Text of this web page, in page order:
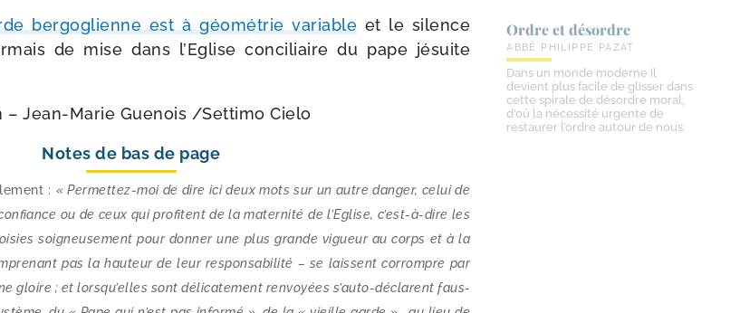
ber­go­glienne est à géo­mé­trie variable et le silence
de mise dans l’Eglise conci­liaire du pape jésuite
– Jean-​Marie Guenois /​Settimo Cielo
Notes de bas de page
: « Permettez-​moi de dire ici deux mots sur un autre dan­ger, celui de
ou de ceux qui pro­fitent de la mater­ni­té de l’Eglise, c’est-à-dire les
soi­gneu­se­ment pour don­ner une plus grande vigueur au corps et à la
pas la hau­teur de leur res­pon­sa­bi­li­té – se laissent cor­rompre par
gloire ; et lorsqu’elles sont déli­ca­te­ment ren­voyées s’auto-déclarent faus­
Ordre et désordre
ABBÉ PHILIPPE PAZAT
Dans un monde moderne il
devient plus facile de glisser dans
cette spirale de désordre moral,
d’où la nécessité urgente de
restaurer l’ordre autour de nous.